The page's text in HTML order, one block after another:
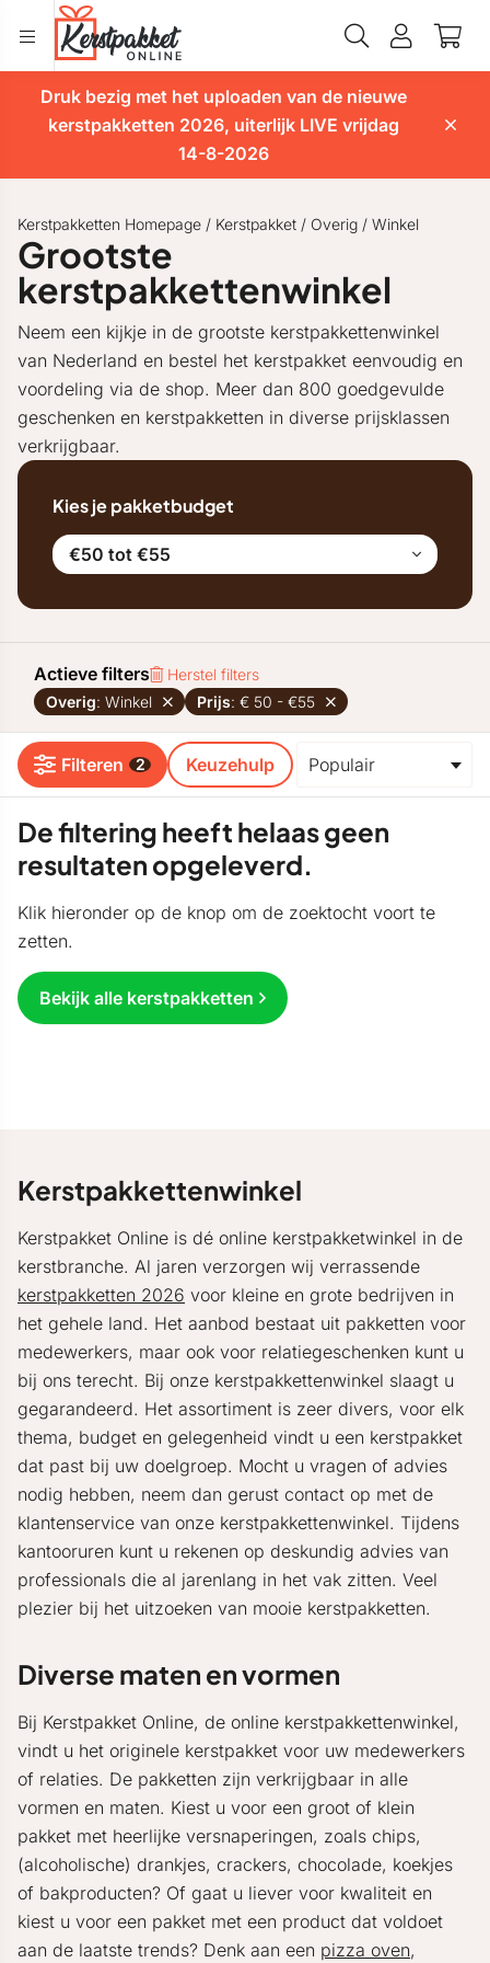
Druk bezig met het uploaden van de nieuwe
kerstpakketten 2026, uiterlijk LIVE vrijdag
14-8-2026
Kerstpakketten Homepage / Kerstpakket / Overig / Winkel
Grootste
kerstpakkettenwinkel
Neem een kijkje in de grootste kerstpakkettenwinkel
van Nederland en bestel het kerstpakket eenvoudig en
voordeling via de shop. Meer dan 800 goedgevulde
geschenken en kerstpakketten in diverse prijsklassen
verkrijgbaar.
Kies je pakketbudget
€50 tot €55
Actieve filters
Herstel filters
Overig: Winkel Prijs: € 50 - €55
Filteren 2 Keuzehulp
De filtering heeft helaas geen
resultaten opgeleverd.
Klik hieronder op de knop om de zoektocht voort te
zetten.
Bekijk alle kerstpakketten
Kerstpakkettenwinkel
Kerstpakket Online is dé online kerstpakketwinkel in de
kerstbranche. Al jaren verzorgen wij verrassende
kerstpakketten 2026 voor kleine en grote bedrijven in
het gehele land. Het aanbod bestaat uit pakketten voor
medewerkers, maar ook voor relatiegeschenken kunt u
bij ons terecht. Bij onze kerstpakkettenwinkel slaagt u
gegarandeerd. Het assortiment is zeer divers, voor elk
thema, budget en gelegenheid vindt u een kerstpakket
dat past bij uw doelgroep. Mocht u vragen of advies
nodig hebben, neem dan gerust contact op met de
klantenservice van onze kerstpakkettenwinkel. Tijdens
kantooruren kunt u rekenen op deskundig advies van
professionals die al jarenlang in het vak zitten. Veel
plezier bij het uitzoeken van mooie kerstpakketten.
Diverse maten en vormen
Bij Kerstpakket Online, de online kerstpakkettenwinkel,
vindt u het originele kerstpakket voor uw medewerkers
of relaties. De pakketten zijn verkrijgbaar in alle
vormen en maten. Kiest u voor een groot of klein
pakket met heerlijke versnaperingen, zoals chips,
(alcoholische) drankjes, crackers, chocolade, koekjes
of bakproducten? Of gaat u liever voor kwaliteit en
kiest u voor een pakket met een product dat voldoet
aan de laatste trends? Denk aan een pizza oven,